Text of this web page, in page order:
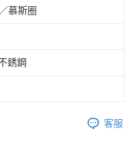
慕斯圈
銹鋼
客服